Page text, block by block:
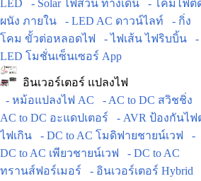
LED
- Solar ไฟสวน ทางเดิน
- โคมไฟติ
ผนัง ภายใน
- LED AC ดาวน์ไลท์
- กิ่ง
โคม ขั้วต่อหลอดไฟ
- ไฟเส้น ไฟริบบิ้น
-
LED โมชั่นเซ็นเซอร์ App
อินเวอร์เตอร์ แปลงไฟ
- หม้อแปลงไฟ AC
- AC to DC สวิชชิ่ง
AC to DC อะแดปเตอร์
- AVR ป้องกันไฟ
ไฟเกิน
- DC to AC โมดิฟายชายน์เวฟ
-
DC to AC เพียวชายน์เวฟ
- DC to AC
ทรานส์ฟอร์เมอร์
- อินเวอร์เตอร์ Hybrid